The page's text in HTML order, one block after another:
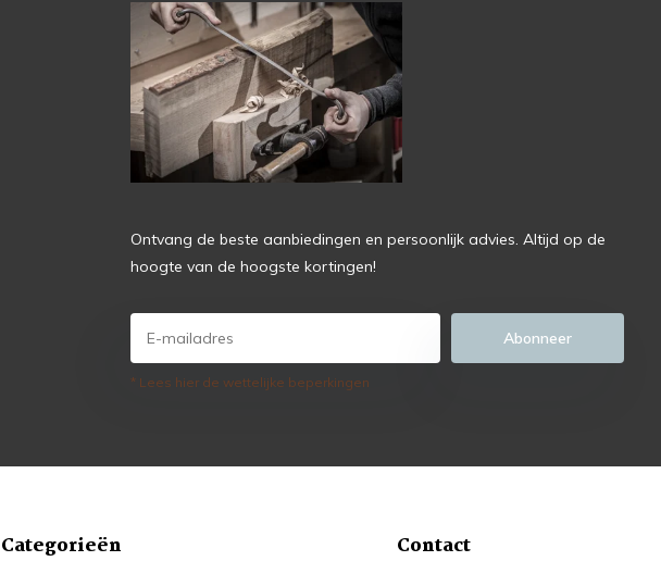
Ontvang de beste aanbiedingen en persoonlijk advies. Altijd op de
hoogte van de hoogste kortingen!
Abonneer
* Lees hier de wettelijke beperkingen
Categorieën Contact